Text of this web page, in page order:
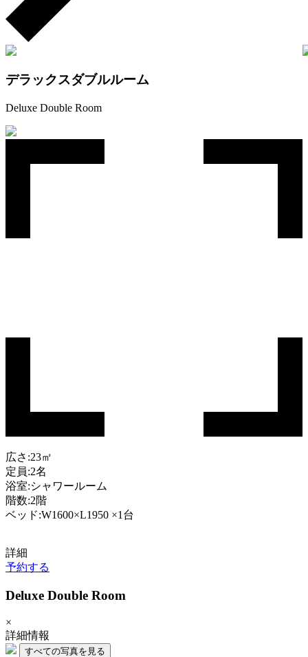
デラックスダブルルーム
Deluxe Double Room
広さ:23㎡
定員:2名
浴室:シャワールーム
階数:2階
ベッド:W1600×L1950 ×1台
詳細
予約する
Deluxe Double Room
×
詳細情報
すべての写真を見る